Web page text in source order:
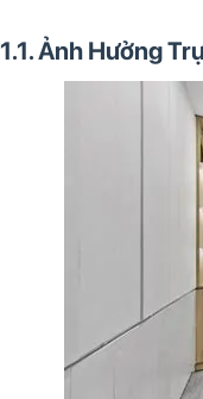
1.1. Ảnh Hưởng